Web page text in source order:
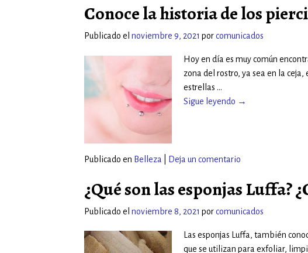
Conoce la historia de los
Publicado el noviembre 9, 2021 porcomunicados
Hoy en día es muy común
zona del rostro, ya sea en la
estrellas …
Sigue leyendo →
Publicado en Belleza Deja un comentario
¿Qué son las esponjas Luffa?
Publicado el noviembre 8, 2021 porcomunicados
Las esponjas Luffa, también
que se utilizan para exfoliar,